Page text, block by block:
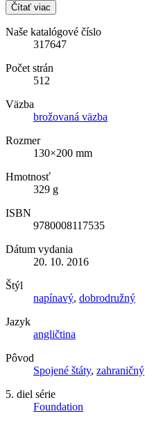
Čítať viac
Naše katalógové číslo
317647
Počet strán
512
Väzba
brožovaná väzba
Rozmer
130×200 mm
Hmotnosť
329 g
ISBN
9780008117535
Dátum vydania
20. 10. 2016
Štýl
napínavý, dobrodružný
Jazyk
angličtina
Pôvod
Spojené štáty, zahraničný
5. diel série
Foundation